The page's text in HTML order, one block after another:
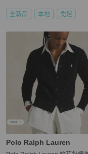
全新品 本地 免運
Polo Ralph Lauren